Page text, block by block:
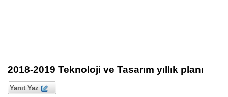
2018-2019 Teknoloji ve Tasarım yıllık planı
Yanıt Yaz